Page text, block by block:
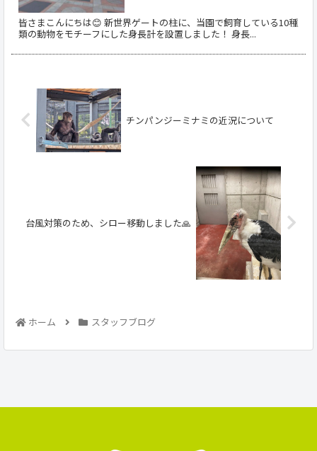
皆さまこんにちは😊 新世界ゲートの柱に、当園で飼育している10種
類の動物をモチーフにした身長計を設置しました！ 身長...
チンパンジーミナミの近況について
台風対策のため、シロー移動しました🙏
ホーム スタッフブログ